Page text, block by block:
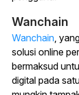
Wanchain
Wanchain,
solusi online
bermaksud
digital pada